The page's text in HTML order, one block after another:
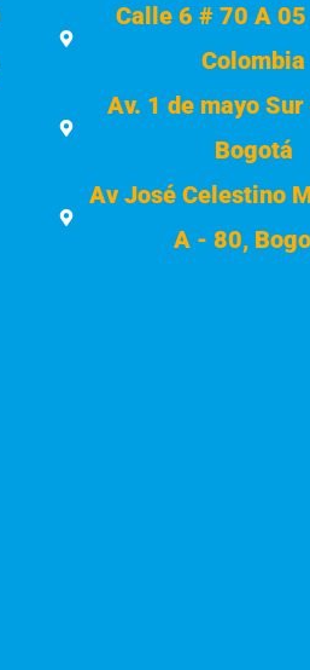
Calle 6 # 70 A
Colombia
Av. 1 de mayo
Bogotá
Av José Celestino
A - 80,